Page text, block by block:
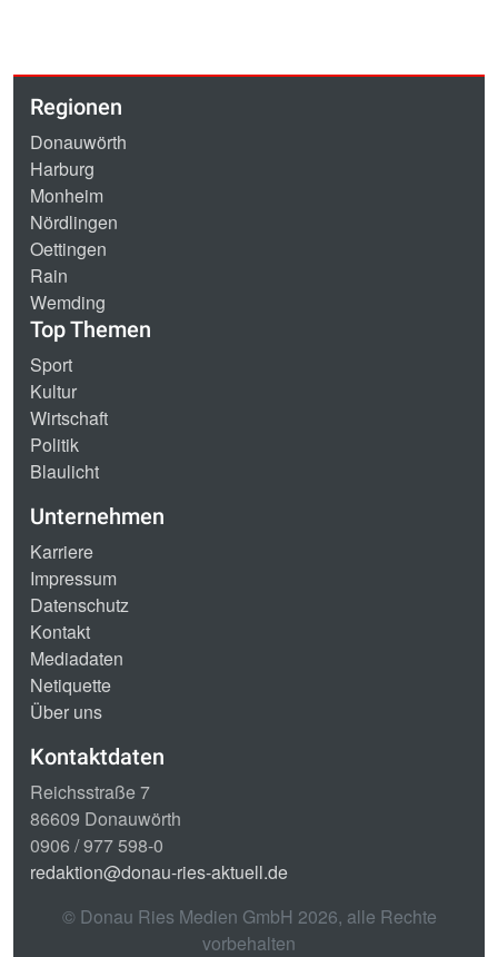
Regionen
Donauwörth
Harburg
Monheim
Nördlingen
Oettingen
Rain
Wemding
Top Themen
Sport
Kultur
Wirtschaft
Politik
Blaulicht
Unternehmen
Karriere
Impressum
Datenschutz
Kontakt
Mediadaten
Netiquette
Über uns
Kontaktdaten
Reichsstraße 7
86609 Donauwörth
0906 / 977 598-0
redaktion@donau-ries-aktuell.de
© Donau Ries Medien GmbH 2026, alle Rechte
vorbehalten